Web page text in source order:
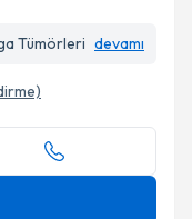
Tümörleri devamı